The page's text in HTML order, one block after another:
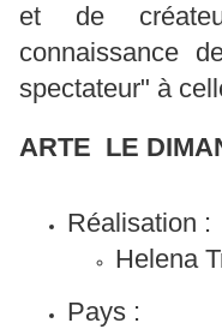
et de
connaissance
spectateur" à
ARTE LE
Réalisation :
Helena
Pays :